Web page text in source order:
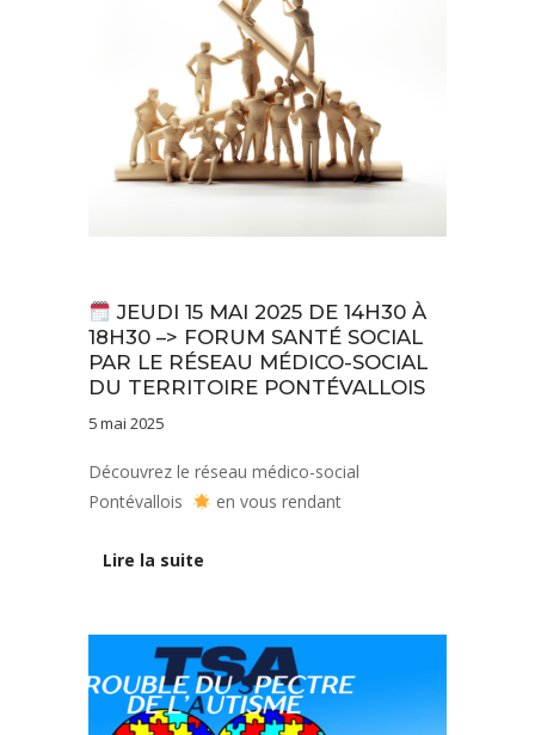
JEUDI 15 MAI 2025 DE 14H30 À
18H30 –> FORUM SANTÉ SOCIAL
PAR LE RÉSEAU MÉDICO-SOCIAL
DU TERRITOIRE PONTÉVALLOIS
5 mai 2025
Découvrez le réseau médico-social
Pontévallois
en vous rendant
Lire la suite